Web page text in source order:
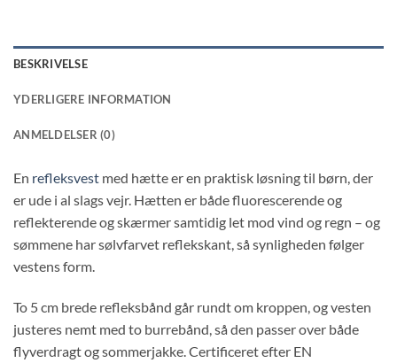
BESKRIVELSE
YDERLIGERE INFORMATION
ANMELDELSER (0)
En refleksvest med hætte er en praktisk løsning til børn, der
er ude i al slags vejr. Hætten er både fluorescerende og
reflekterende og skærmer samtidig let mod vind og regn – og
sømmene har sølvfarvet reflekskant, så synligheden følger
vestens form.
To 5 cm brede refleksbånd går rundt om kroppen, og vesten
justeres nemt med to burrebånd, så den passer over både
flyverdragt og sommerjakke. Certificeret efter EN